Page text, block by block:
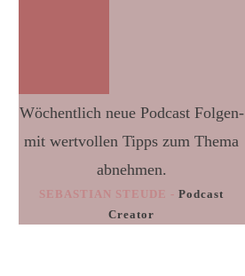
Wöchentlich neue Podcast Folgen-
mit wertvollen Tipps zum Thema
abnehmen.
SEBASTIAN STEUDE - Podcast
Creator